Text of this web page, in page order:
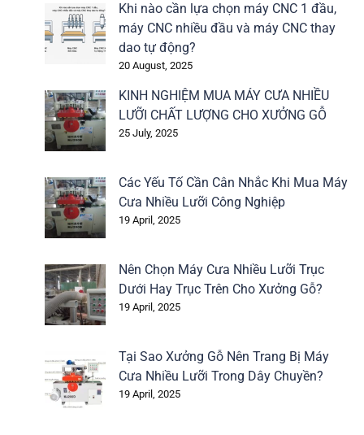
Khi nào cần lựa chọn máy CNC 1 đầu,
máy CNC nhiều đầu và máy CNC thay
dao tự động?
20 August, 2025
KINH NGHIỆM MUA MÁY CƯA NHIỀU
LƯỠI CHẤT LƯỢNG CHO XƯỞNG GỖ
25 July, 2025
Các Yếu Tố Cần Cân Nhắc Khi Mua Máy
Cưa Nhiều Lưỡi Công Nghiệp
19 April, 2025
Nên Chọn Máy Cưa Nhiều Lưỡi Trục
Dưới Hay Trục Trên Cho Xưởng Gỗ?
19 April, 2025
Tại Sao Xưởng Gỗ Nên Trang Bị Máy
Cưa Nhiều Lưỡi Trong Dây Chuyền?
19 April, 2025